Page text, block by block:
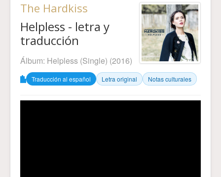
The Hardkiss
Helpless - letra y
traducción
Álbum: Helpless (Single) (2016)
Traducción al español Letra original Notas culturales